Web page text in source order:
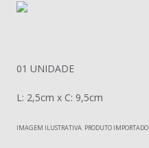
01 UNIDADE
L: 2,5cm x C: 9,5cm
IMAGEM ILUSTRATIVA. PRODUTO IMPORTADO